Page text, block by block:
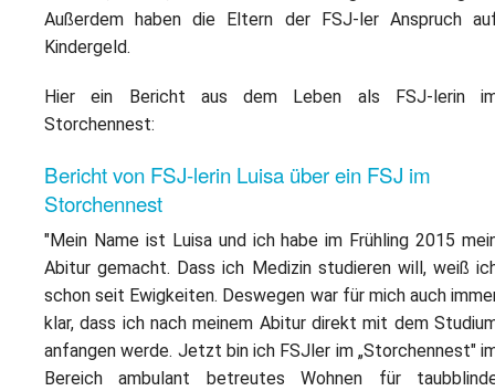
Außerdem haben die Eltern der FSJ-ler Anspruch
Kindergeld.
Hier ein Bericht aus dem Leben als FSJ-lerin
Storchennest:
Bericht von FSJ-lerin Luisa über ein FSJ im
Storchennest
"Mein Name ist Luisa und ich habe im Frühling 2015
Abitur gemacht. Dass ich Medizin studieren will, weiß
schon seit Ewigkeiten. Deswegen war für mich auch
klar, dass ich nach meinem Abitur direkt mit dem
anfangen werde. Jetzt bin ich FSJler im „Storchennest"
Bereich ambulant betreutes Wohnen für